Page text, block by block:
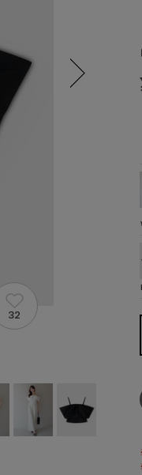
32